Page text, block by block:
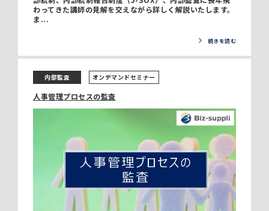
わってきた講師の見解を交えながら詳しく解説いたします。
ま...
続きを読む
内部監査 オンデマンドセミナー
人事管理プロセスの監査